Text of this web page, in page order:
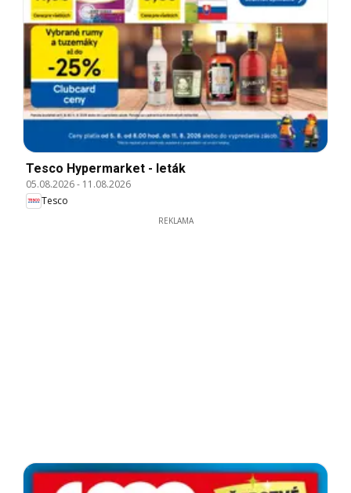
Tesco Hypermarket - leták
05.08.2026- 11.08.2026
Tesco
REKLAMA